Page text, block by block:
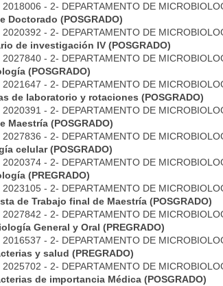
- 2- DEPARTAMENTO DE
Doctorado (POSGRADO)
- 2- DEPARTAMENTO DE
de investigación IV (POSGRADO)
- 2- DEPARTAMENTO DE
(POSGRADO)
- 2- DEPARTAMENTO DE
de laboratorio y rotaciones (POSGRADO)
- 2- DEPARTAMENTO DE
Maestría (POSGRADO)
- 2- DEPARTAMENTO DE
celular (POSGRADO)
- 2- DEPARTAMENTO DE
(PREGRADO)
- 2- DEPARTAMENTO DE
de Trabajo final de Maestría (POSGRADO)
- 2- DEPARTAMENTO DE
General y Oral (PREGRADO)
- 2- DEPARTAMENTO DE
y salud (PREGRADO)
- 2- DEPARTAMENTO DE
de importancia Médica (POSGRADO)